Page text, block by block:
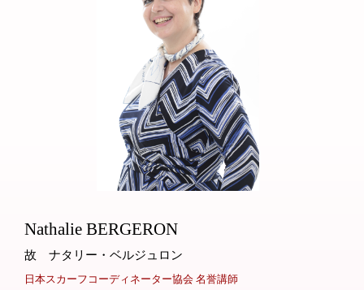
Nathalie BERGERON
故 ナタリー・ベルジュロン
日本スカーフコーディネーター協会 名誉講師